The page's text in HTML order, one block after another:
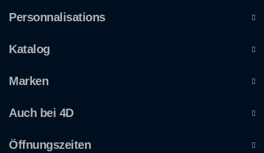
Personnalisations
Katalog
Marken
Auch bei 4D
Öffnungszeiten